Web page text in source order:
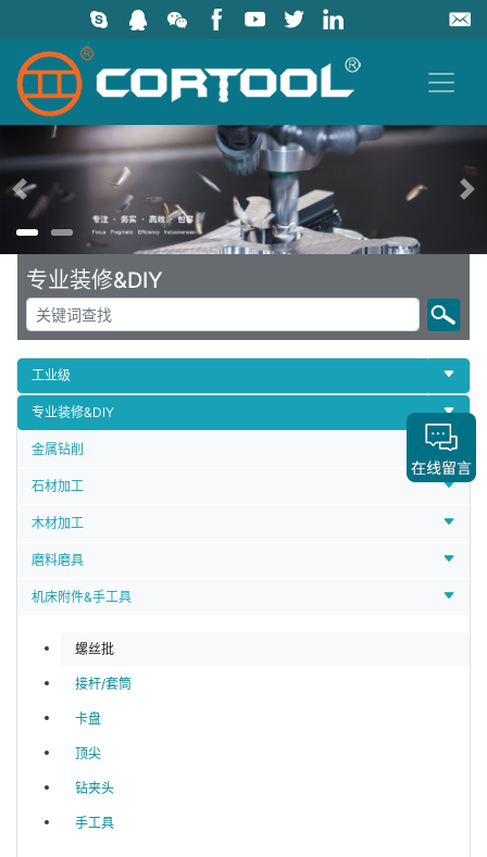
上一页
专业装修&DIY
工业级
专业装修&DIY
金属钻削
石材加工
木材加工
磨料磨具
机床附件&手工具
螺丝批
接杆/套筒
卡盘
顶尖
钻夹头
手工具